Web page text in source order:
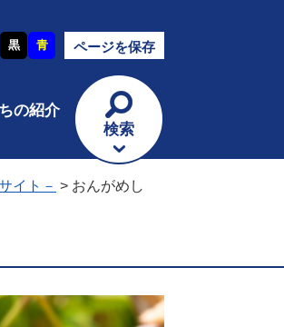
黒 青 ページを保存
の紹介
検索
イト－ > おんがめし